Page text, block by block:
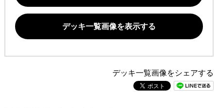
デッキ一覧画像を表示する
デッキ一覧画像をシェアする